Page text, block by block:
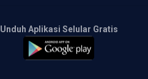
Unduh Aplikasi Selular Gratis